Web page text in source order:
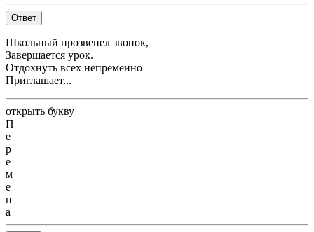
Ответ
Школьный прозвенел звонок,
Завершается урок.
Отдохнуть всех непременно
Приглашает...
открыть букву
П
е
р
е
м
е
н
а